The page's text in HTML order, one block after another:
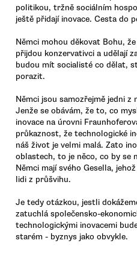
politikou, tržně sociálním
ještě přidají inovace. Cesta do
Němci mohou děkovat Bohu,
přijdou konzervativci a udělají
budou mít socialisté co dělat,
porazit.
Němci jsou samozřejmě jedni z
Jenže se obávám, že to, co
inovace na úrovni
průkaznost, že technologické
náš život je velmi malá. Zato
oblastech, to je něco, co by se
Němci mají svého Gesella,
lidi z průšvihu.
Je tedy otázkou, jestli
zatuchlá společensko-
technologickými inovacemi
starém - byznys jako obvykle.